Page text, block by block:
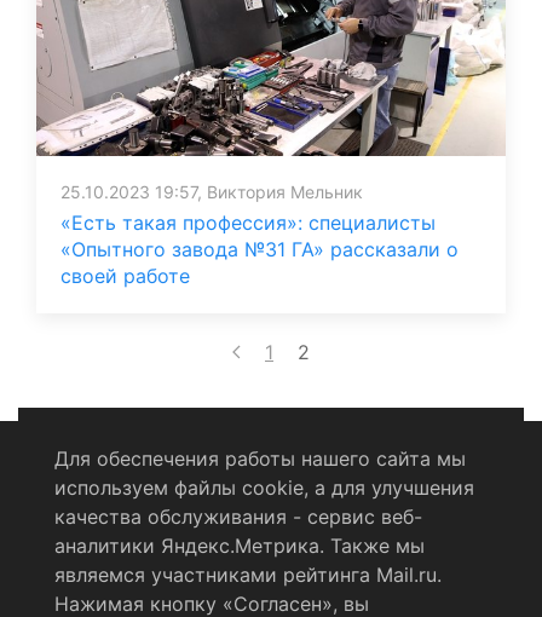
25.10.2023 19:57, Виктория Мельник
«Есть такая профессия»: специалисты
«Опытного завода №31 ГА» рассказали о
своей работе
1 2
Политика конфиденциальности
Согласие на обработку персональных данных
Для обеспечения работы нашего сайта мы
используем файлы cookie, а для улучшения
качества обслуживания - сервис веб-
аналитики Яндекс.Метрика. Также мы
являемся участниками рейтинга Mail.ru.
Нажимая кнопку «Согласен», вы